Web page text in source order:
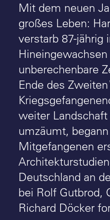
Mit dem neuen
großes Leben:
verstarb 87-jährig
unberechenbare
Ende des
weiter
umzäumt,
Mitgefangenen
Deutschland an
bei Rolf Gutbrod,
Richard Döcker